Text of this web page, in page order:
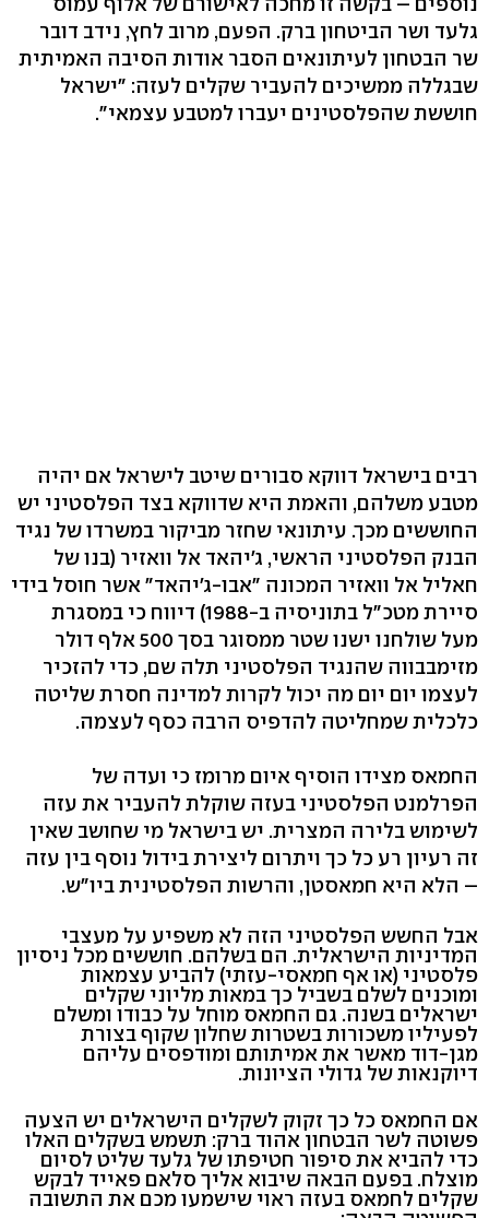
גלעד ושר הביטחון ברק. הפעם, מרוב לחץ, נידב דובר
שר הבטחון לעיתונאים הסבר אודות הסיבה האמיתית
שבגללה ממשיכים להעביר שקלים לעזה: "ישראל
חוששת שהפלסטינים יעברו למטבע עצמאי".
רבים בישראל דווקא סבורים שיטב לישראל אם יהיה
מטבע משלהם, והאמת היא שדווקא בצד הפלסטיני יש
החוששים מכך. עיתונאי שחזר מביקור במשרדו של נגיד
הבנק הפלסטיני הראשי, ג'יהאד אל וואזיר (בנו של
חאליל אל וואזיר המכונה "אבו-ג'יהאד" אשר חוסל בידי
סיירת מטכ"ל בתוניסיה ב-1988) דיווח כי במסגרת
מעל שולחנו ישנו שטר ממסוגר בסך 500 אלף דולר
מזימבבווה שהנגיד הפלסטיני תלה שם, כדי להזכיר
לעצמו יום יום מה יכול לקרות למדינה חסרת שליטה
כלכלית שמחליטה להדפיס הרבה כסף לעצמה.
החמאס מצידו הוסיף איום מרומז כי ועדה של
הפרלמנט הפלסטיני בעזה שוקלת להעביר את עזה
לשימוש בלירה המצרית. יש בישראל מי שחושב שאין
זה רעיון רע כל כך ויתרום ליצירת בידול נוסף בין עזה
– הלא היא חמאסטן, והרשות הפלסטינית ביו"ש.
אבל החשש הפלסטיני הזה לא משפיע על מעצבי
המדיניות הישראלית. הם בשלהם. חוששים מכל ניסיון
פלסטיני (או אף חמאסי-עזתי) להביע עצמאות
ומוכנים לשלם בשביל כך במאות מליוני שקלים
ישראלים בשנה. גם החמאס מוחל על כבודו ומשלם
לפעיליו משכורות בשטרות שחלון שקוף בצורת
מגן-דוד מאשר את אמיתותם ומודפסים עליהם
דיוקנאות של גדולי הציונות.
אם החמאס כל כך זקוק לשקלים הישראלים יש הצעה
פשוטה לשר הבטחון אהוד ברק: תשמש בשקלים האלו
כדי להביא את סיפור חטיפתו של גלעד שליט לסיום
מוצלח. בפעם הבאה שיבוא אליך סלאם פאייד לבקש
שקלים לחמאס בעזה ראוי שישמעו מכם את התשובה